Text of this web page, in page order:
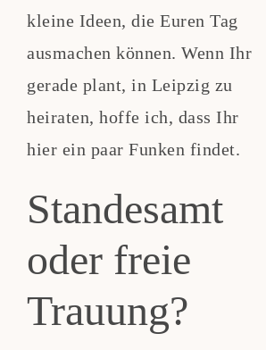
kleine Ideen, die Euren Tag
ausmachen können. Wenn Ihr
gerade plant, in Leipzig zu
heiraten, hoffe ich, dass Ihr
hier ein paar Funken findet.
Standesamt
oder freie
Trauung?